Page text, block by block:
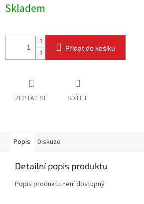
cena:
Skladem
Přidat do košíku
ZEPTAT SE SDÍLET
Popis Diskuze
Detailní popis produktu
Popis produktu není dostupný